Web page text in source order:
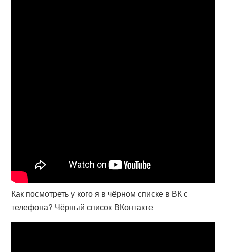
Как посмотреть у кого я в чёрном списке в ВК с
телефона? Чёрный список ВКонтакте